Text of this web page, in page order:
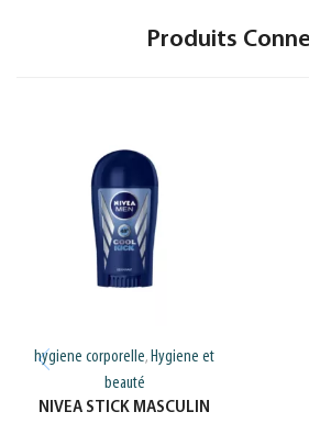
Produits
hygiene corporelle, Hygiene et
beauté
NIVEA STICK MASCULIN